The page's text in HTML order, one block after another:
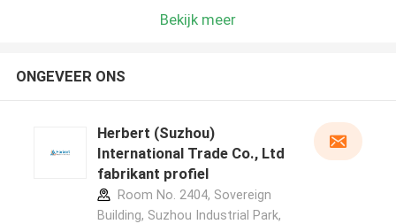
Bekijk meer
ONGEVEER ONS
Herbert (Suzhou)
International Trade Co., Ltd
fabrikant profiel
Room No. 2404, Sovereign
Building, Suzhou Industrial Park,